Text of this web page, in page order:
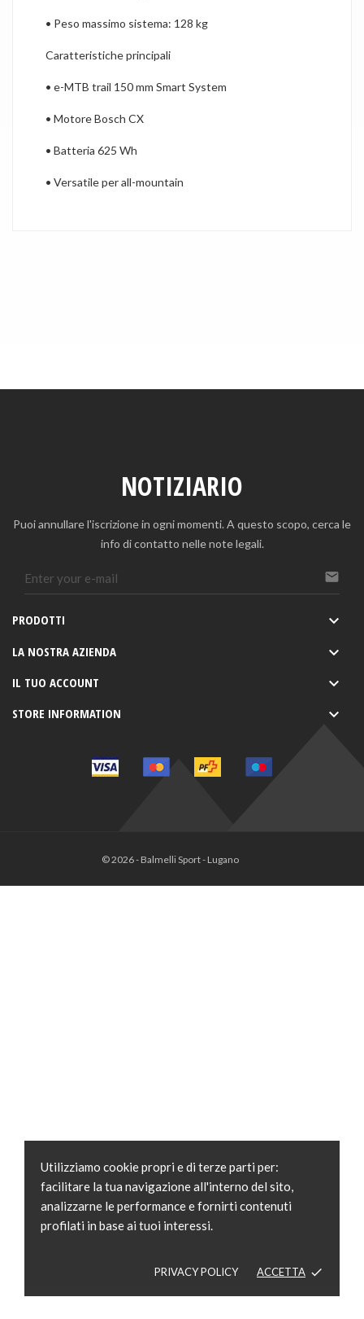
Utilizziamo cookie propri e di terze parti per:
facilitare la tua navigazione all'interno del sito,
analizzarne le performance e fornirti contenuti
profilati in base ai tuoi interessi.
PRIVACY POLICY ACCETTA done
• Peso massimo sistema: 128 kg
Caratteristiche principali
• e-MTB trail 150 mm Smart System
• Motore Bosch CX
• Batteria 625 Wh
• Versatile per all-mountain
NOTIZIARIO
Puoi annullare l'iscrizione in ogni momenti. A questo scopo, cerca le
info di contatto nelle note legali.

PRODOTTI 
LA NOSTRA AZIENDA 
IL TUO ACCOUNT 
STORE INFORMATION 
© 2026 - Balmelli Sport - Lugano